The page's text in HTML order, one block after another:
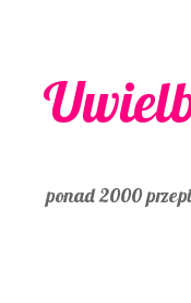
ponad 2000